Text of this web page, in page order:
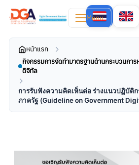
Menu
หน้าแรก
กิจกรรมการจัดทำมาตรฐานด้านกระบวนการ
ดิจิทัล
การรับฟังความคิดเห็นต่อ ร่างแนวปฏิบัติ
ภาครัฐ (Guideline on Government